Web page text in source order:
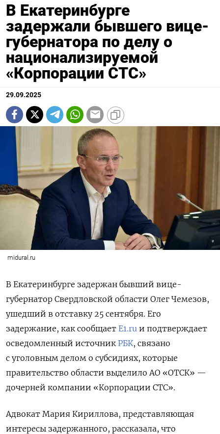
В Екатеринбурге
задержали бывшего вице-
губернатора по делу о
национализируемой
«Корпорации СТС»
29.09.2025
midural.ru
В Екатеринбурге задержан бывший вице-
губернатор Свердловской области Олег Чемезов,
ушедший в отставку 25 сентября. Его
задержание, как сообщает E1.ru и подтверждает
осведомленный источник РБК, связано
с уголовным делом о субсидиях, которые
правительство области выделило АО «ОТСК» —
дочерней компании «Корпорации СТС».
Адвокат Мария Кириллова, представляющая
интересы задержанного, рассказала, что